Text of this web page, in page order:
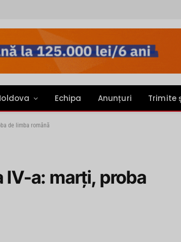
Echipa Anunțuri Trimite
de limba română
IV-a: marți, proba